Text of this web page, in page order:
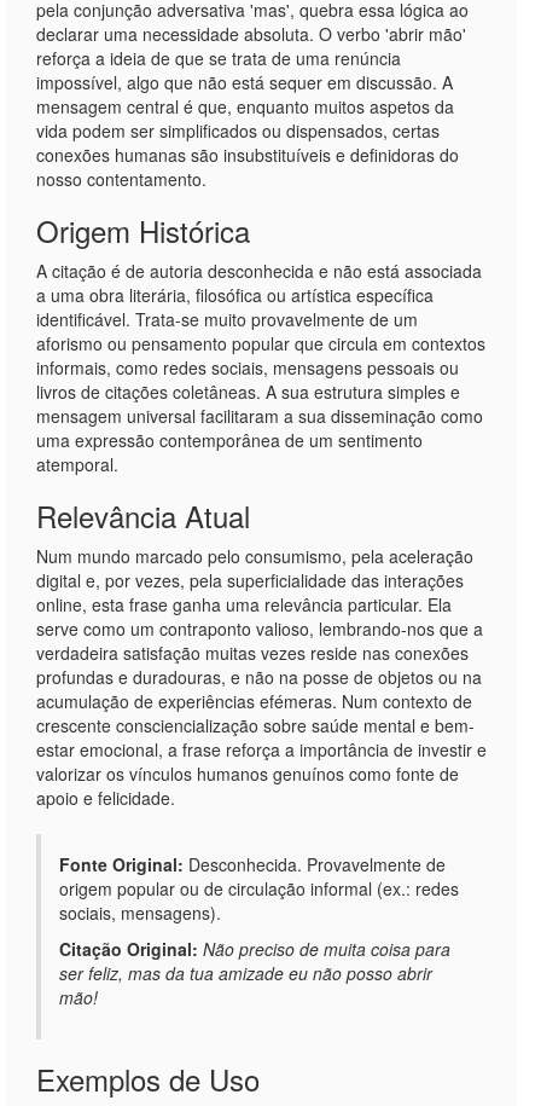
pela conjunção adversativa 'mas', quebra essa lógica ao
declarar uma necessidade absoluta. O verbo 'abrir mão'
reforça a ideia de que se trata de uma renúncia
impossível, algo que não está sequer em discussão. A
mensagem central é que, enquanto muitos aspetos da
vida podem ser simplificados ou dispensados, certas
conexões humanas são insubstituíveis e definidoras do
nosso contentamento.
Origem Histórica
A citação é de autoria desconhecida e não está associada
a uma obra literária, filosófica ou artística específica
identificável. Trata-se muito provavelmente de um
aforismo ou pensamento popular que circula em contextos
informais, como redes sociais, mensagens pessoais ou
livros de citações coletâneas. A sua estrutura simples e
mensagem universal facilitaram a sua disseminação como
uma expressão contemporânea de um sentimento
atemporal.
Relevância Atual
Num mundo marcado pelo consumismo, pela aceleração
digital e, por vezes, pela superficialidade das interações
online, esta frase ganha uma relevância particular. Ela
serve como um contraponto valioso, lembrando-nos que a
verdadeira satisfação muitas vezes reside nas conexões
profundas e duradouras, e não na posse de objetos ou na
acumulação de experiências efémeras. Num contexto de
crescente consciencialização sobre saúde mental e bem-
estar emocional, a frase reforça a importância de investir e
valorizar os vínculos humanos genuínos como fonte de
apoio e felicidade.
Fonte Original: Desconhecida. Provavelmente de
origem popular ou de circulação informal (ex.: redes
sociais, mensagens).
Citação Original: Não preciso de muita coisa para
ser feliz, mas da tua amizade eu não posso abrir
mão!
Exemplos de Uso